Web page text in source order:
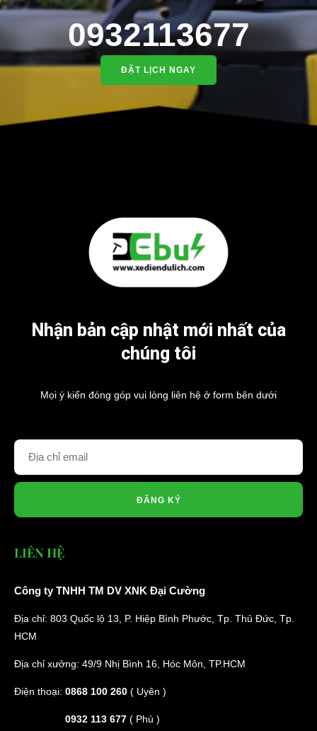
0932113677
ĐẶT LỊCH NGAY
Nhận bản cập nhật mới nhất của
chúng tôi
Mọi ý kiến đóng góp vui lòng liên hệ ở form bên dưới
ĐĂNG KÝ
LIÊN HỆ
Công ty TNHH TM DV XNK Đại Cường
Địa chỉ: 803 Quốc lộ 13, P. Hiệp Bình Phước, Tp. Thủ Đức, Tp.
HCM
Địa chỉ xưởng: 49/9 Nhị Bình 16, Hóc Môn, TP.HCM
Điện thoại: 0868 100 260 ( Uyên )
0932 113 677 ( Phú )